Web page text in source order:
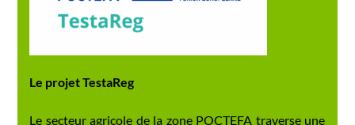
Le projet TestaReg
Le secteur agricole de la zone POCTEFA traverse une